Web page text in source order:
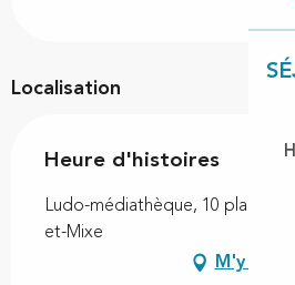
Localisation
Heure d'histoires
Ludo-médiathèque, 10 place
et-Mixe
M'y